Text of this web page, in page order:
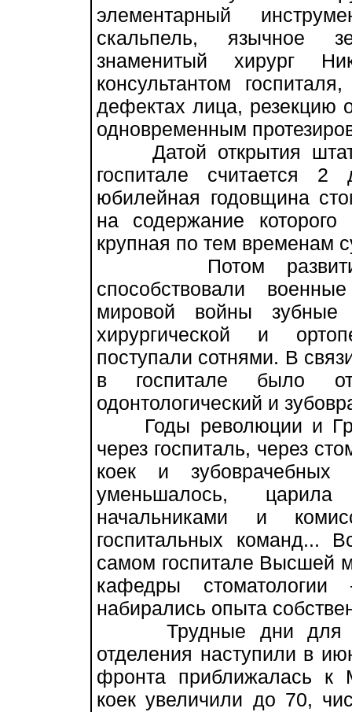
элементарный
скальпель, язычное
знаменитый хирург
консультантом
дефектах лица, резекцию
одновременным
Датой открытия
госпитале считается
юбилейная годовщина
на содержание
крупная по тем временам
Потом развитию
способствовали
мировой войны
хирургической и
поступали сотнями. В
в госпитале было
одонтологический и
Годы революции и
через госпиталь, через
коек и зубоврачебных
уменьшалось,
начальниками и
госпитальных команд...
самом госпитале Высшей
кафедры
набирались опыта
Трудные дни для
отделения наступили в
фронта приближалась к
коек увеличили до 70,